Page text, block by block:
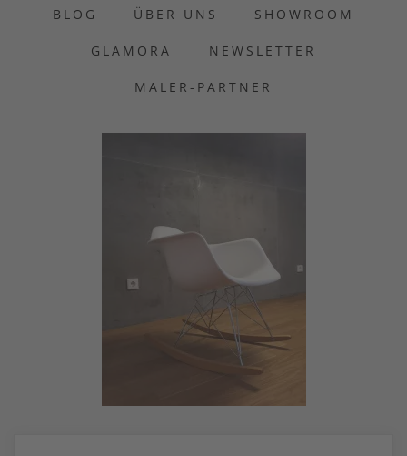
BLOG ÜBER UNS SHOWROOM
GLAMORA NEWSLETTER
MALER-PARTNER